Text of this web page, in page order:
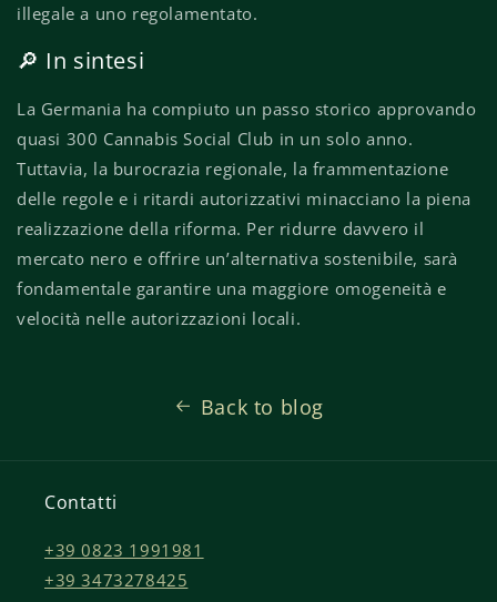
illegale a uno regolamentato.
🔎 In sintesi
La Germania ha compiuto un passo storico approvando
quasi 300 Cannabis Social Club in un solo anno.
Tuttavia, la burocrazia regionale, la frammentazione
delle regole e i ritardi autorizzativi minacciano la piena
realizzazione della riforma. Per ridurre davvero il
mercato nero e offrire un’alternativa sostenibile, sarà
fondamentale garantire una maggiore omogeneità e
velocità nelle autorizzazioni locali.
Back to blog
Contatti
+39 0823 1991981
+39 3473278425